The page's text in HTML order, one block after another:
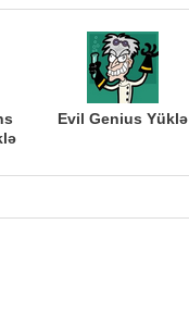
Evil Genius Yüklə